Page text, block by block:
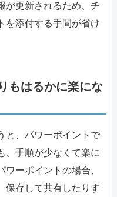
が更新されるため、チ
を添付する手間が省け
もはるかに楽にな
と、パワーポイントで
、手順が少なくて楽に
ーポイントの場合、
保存して共有したりす